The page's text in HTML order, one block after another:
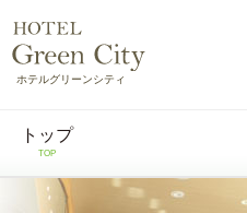
ホテルグリーンシティ
トップ
TOP